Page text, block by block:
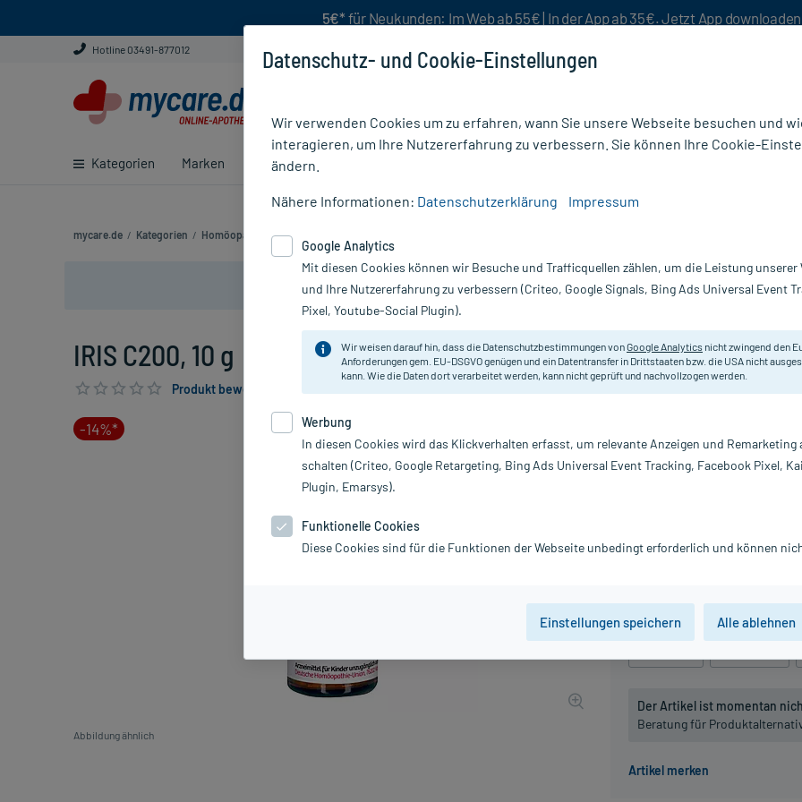
5€* für Neukunden: Im Web ab 55€ | In der App ab 35€. Jetzt App downloaden
Hotline 03491-877012
Kategorien Marken Ratgeber
mycare.de / Kategorien / Homöopathie / Einzelmittel
Nur für kurze Zeit:Gratis-Versand* ab 19€ Mindestbestellwert!
IRIS C200, 10 g
Produkt bewerten & PlusHerzen sichern
-14%*
Abbildung ähnlich
inkl. MwSt. zzgl. Versandkosten
Packungseinheit
Der Artikel ist momentan
Beratung für
DHU - Einzelmittel
Homöopathisches Arzneimittel.
PZN:
Hersteller:
Datenschutz- und Cookie-Einstellungen
Wir verwenden Cookies um zu erfahren, wann Sie unsere Webseite besuchen und
interagieren, um Ihre Nutzererfahrung zu verbessern. Sie können Ihre Cookie-
ändern.
Nähere Informationen: Datenschutzerklärung Impressum
Google Analytics
Mit diesen Cookies können wir Besuche und Trafficquellen zählen, um die Leistung unserer
und Ihre Nutzererfahrung zu verbessern (Criteo, Google Signals, Bing Ads Universal Event
Pixel, Youtube-Social Plugin).
Wir weisen darauf hin, dass die Datenschutzbestimmungen vonGoogle Analytics nicht zwingend den
Anforderungen gem. EU-DSGVO genügen und ein Datentransfer in Drittstaaten bzw. die USA nicht
kann. Wie die Daten dort verarbeitet werden, kann nicht geprüft und nachvollzogen werden.
Werbung
In diesen Cookies wird das Klickverhalten erfasst, um relevante Anzeigen und Remarketing
schalten (Criteo, Google Retargeting, Bing Ads Universal Event Tracking, Facebook Pixel,
Plugin, Emarsys).
Funktionelle Cookies
Diese Cookies sind für die Funktionen der Webseite unbedingt erforderlich und können
Einstellungen speichern Alle ablehnen